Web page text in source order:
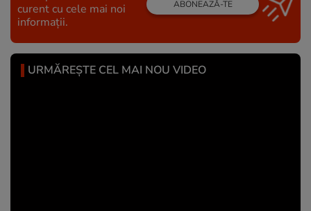
curent cu cele mai noi
informații.
ABONEAZĂ-TE
URMĂREȘTE CEL MAI NOU VIDEO